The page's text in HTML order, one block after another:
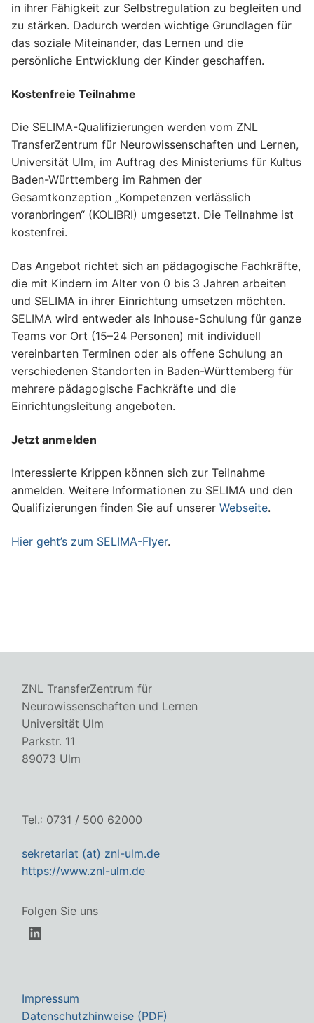
in ihrer Fähigkeit zur Selbstregulation zu begleiten und
zu stärken. Dadurch werden wichtige Grundlagen für
das soziale Miteinander, das Lernen und die
persönliche Entwicklung der Kinder geschaffen.
Kostenfreie Teilnahme
Die SELIMA-Qualifizierungen werden vom ZNL
TransferZentrum für Neurowissenschaften und Lernen,
Universität Ulm, im Auftrag des Ministeriums für Kultus
Baden-Württemberg im Rahmen der
Gesamtkonzeption „Kompetenzen verlässlich
voranbringen“ (KOLIBRI) umgesetzt. Die Teilnahme ist
kostenfrei.
Das Angebot richtet sich an pädagogische Fachkräfte,
die mit Kindern im Alter von 0 bis 3 Jahren arbeiten
und SELIMA in ihrer Einrichtung umsetzen möchten.
SELIMA wird entweder als Inhouse-Schulung für ganze
Teams vor Ort (15–24 Personen) mit individuell
vereinbarten Terminen oder als offene Schulung an
verschiedenen Standorten in Baden-Württemberg für
mehrere pädagogische Fachkräfte und die
Einrichtungsleitung angeboten.
Jetzt anmelden
Interessierte Krippen können sich zur Teilnahme
anmelden. Weitere Informationen zu SELIMA und den
Qualifizierungen finden Sie auf unserer Webseite.
Hier geht’s zum SELIMA-Flyer.
ZNL TransferZentrum für
Neurowissenschaften und Lernen
Universität Ulm
Parkstr. 11
89073 Ulm
Tel.: 0731 / 500 62000
sekretariat (at) znl-ulm.de
https://www.znl-ulm.de
Folgen Sie uns
LinkedIn
Impressum
Datenschutzhinweise (PDF)